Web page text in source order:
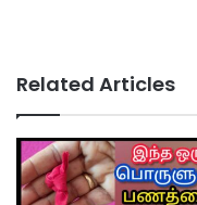
Related Articles